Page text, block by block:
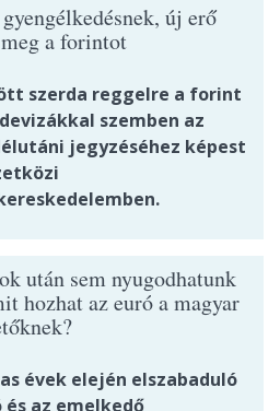
új erő
a forintot
szerda reggelre a forint
szemben az
jegyzéséhez képest
után sem nyugodhatunk
hozhat az euró a magyar
évek elején elszabaduló
és az emelkedő